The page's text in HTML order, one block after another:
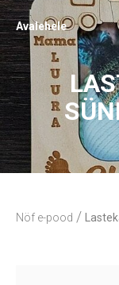
Avalehele
Nöf e-pood /